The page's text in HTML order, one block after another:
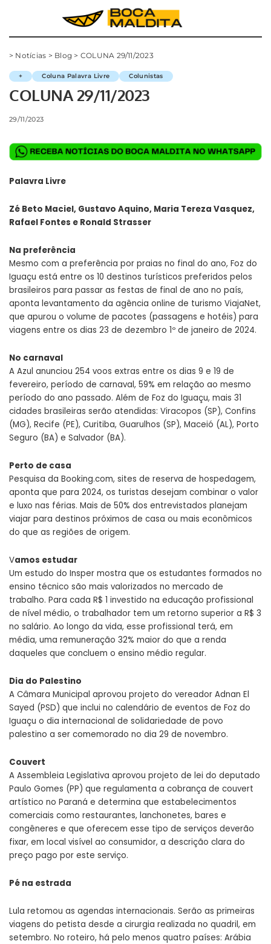
> Notícias > Blog > COLUNA 29/11/2023
+ Coluna Palavra Livre Colunistas
COLUNA 29/11/2023
29/11/2023
Palavra Livre
Zé Beto Maciel, Gustavo Aquino, Maria Tereza Vasquez,
Rafael Fontes e Ronald Strasser
Na preferência
Mesmo com a preferência por praias no final do ano, Foz do
Iguaçu está entre os 10 destinos turísticos preferidos pelos
brasileiros para passar as festas de final de ano no país,
aponta levantamento da agência online de turismo ViajaNet,
que apurou o volume de pacotes (passagens e hotéis) para
viagens entre os dias 23 de dezembro 1º de janeiro de 2024.
No carnaval
A Azul anunciou 254 voos extras entre os dias 9 e 19 de
fevereiro, período de carnaval, 59% em relação ao mesmo
período do ano passado. Além de Foz do Iguaçu, mais 31
cidades brasileiras serão atendidas: Viracopos (SP), Confins
(MG), Recife (PE), Curitiba, Guarulhos (SP), Maceió (AL), Porto
Seguro (BA) e Salvador (BA).
Perto de casa
Pesquisa da Booking.com, sites de reserva de hospedagem,
aponta que para 2024, os turistas desejam combinar o valor
e luxo nas férias. Mais de 50% dos entrevistados planejam
viajar para destinos próximos de casa ou mais econômicos
do que as regiões de origem.
Vamos estudar
Um estudo do Insper mostra que os estudantes formados no
ensino técnico são mais valorizados no mercado de
trabalho. Para cada R$ 1 investido na educação profissional
de nível médio, o trabalhador tem um retorno superior a R$ 3
no salário. Ao longo da vida, esse profissional terá, em
média, uma remuneração 32% maior do que a renda
daqueles que concluem o ensino médio regular.
Dia do Palestino
A Câmara Municipal aprovou projeto do vereador Adnan El
Sayed (PSD) que inclui no calendário de eventos de Foz do
Iguaçu o dia internacional de solidariedade de povo
palestino a ser comemorado no dia 29 de novembro.
Couvert
A Assembleia Legislativa aprovou projeto de lei do deputado
Paulo Gomes (PP) que regulamenta a cobrança de couvert
artístico no Paraná e determina que estabelecimentos
comerciais como restaurantes, lanchonetes, bares e
congêneres e que oferecem esse tipo de serviços deverão
fixar, em local visível ao consumidor, a descrição clara do
preço pago por este serviço.
Pé na estrada
Lula retomou as agendas internacionais. Serão as primeiras
viagens do petista desde a cirurgia realizada no quadril, em
setembro. No roteiro, há pelo menos quatro países: Arábia